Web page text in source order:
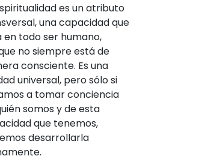
es un atributo
una capacidad que
en todo ser humano,
no siempre está de
consciente. Es una
universal, pero sólo si
a tomar conciencia
somos y de esta
que tenemos,
desarrollarla